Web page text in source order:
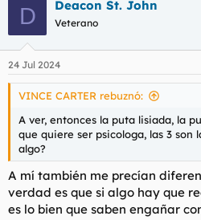
D Deacon St. John
Veterano
24 Jul 2024
VINCE CARTER rebuznó:
A ver, entonces la puta lisiada, la
que quiere ser psicologa, las 3 son
algo?
A mí también me precían
verdad es que si algo hay que
es lo bien que saben engañar